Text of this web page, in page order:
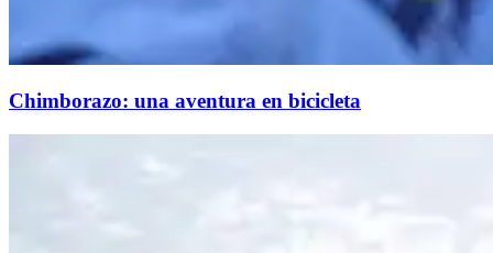
Chimborazo: una aventura en bicicleta